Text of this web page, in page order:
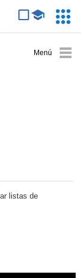
listas de